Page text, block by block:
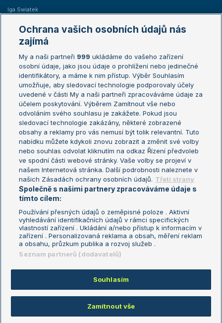
Iga Swiatek
Žebříčky
Žebříček ATP (muži)
Žebříček WTA (ženy)
Sázkařský žebříček
Australian Open
French Open
Wimbledon
US Open
Turnaj mistrů
Turnaj mistryň
Aktualní trendy
Fotbalové přestupy
Livesport Daily
LS Prague Open
Podmínky užití
Nastavení soukromí
GDPR a žurnalistika
Reklama
Kontakt
Informace o zpracování osobních
údajů
Copyright © 2008-2026 TenisPortal.cz. Využíváme zpravodajství ČTK.
Ochrana vašich osobních údajů nás
zajímá
My a naši partneři 999 ukládáme do vašeho zařízení
osobní údaje, jako jsou údaje o prohlížení nebo jedinečné
identifikátory, a máme k nim přístup. Výběr Souhlasím
umožňuje, aby sledovací technologie podporovaly účely
uvedené v části My a naši partneři zpracováváme údaje za
účelem poskytování. Výběrem Zamítnout vše nebo
odvoláním svého souhlasu je zakážete. Pokud jsou
sledovací technologie zakázány, některé zobrazené
obsahy a reklamy pro vás nemusí být tolik relevantní. Tuto
nabídku můžete kdykoli znovu zobrazit a změnit své volby
nebo souhlas odvolat kliknutím na odkaz Řízení předvoleb
ve spodní části webové stránky. Vaše volby se projeví v
našem Internetová stránka. Další podrobnosti naleznete v
našich Zásadách ochrany osobních údajů. Třetí strany
Společně s našimi partnery zpracováváme údaje s
tímto cílem:
Používání přesných údajů o zeměpisné poloze . Aktivní
vyhledávání identifikačních údajů v rámci specifických
vlastností zařízení . Ukládání a/nebo přístup k informacím v
zařízení . Personalizovaná reklama a obsah, měření reklam
a obsahu, průzkum publika a rozvoj služeb .
Seznam partnerů (dodavatelů)
Souhlasím
Zamítnout vše